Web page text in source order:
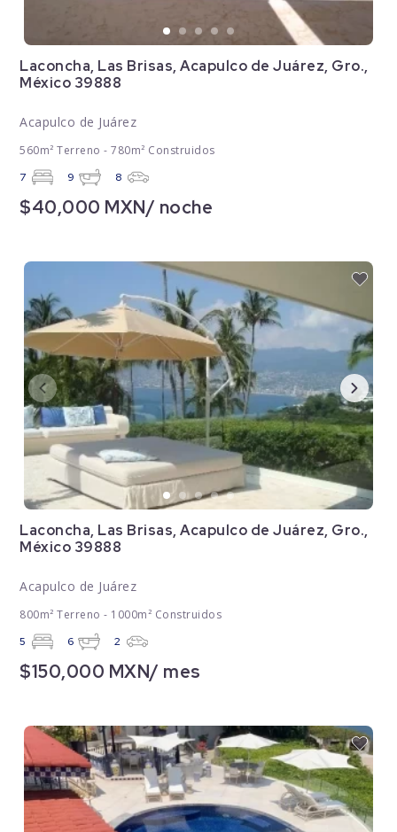
Laconcha, Las Brisas, Acapulco de Juárez, Gro.,
México 39888
Acapulco de Juárez
560m² Terreno - 780m² Construidos
7 9 8
$40,000 MXN/ noche
Laconcha, Las Brisas, Acapulco de Juárez, Gro.,
México 39888
Acapulco de Juárez
800m² Terreno - 1000m² Construidos
5 6 2
$150,000 MXN/ mes